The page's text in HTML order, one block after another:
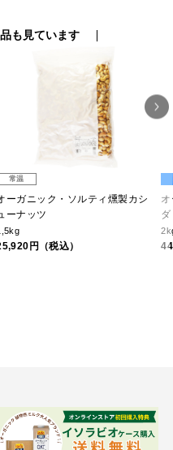
も見ています
常温
ーガニック・ソルティ燻製カシ
ーナッツ
円（税込）